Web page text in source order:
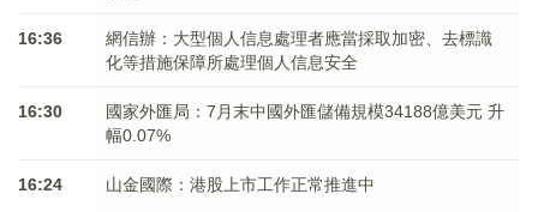
16:36
網信辦：大型個人信息處理者應當採取加密、去標識
化等措施保障所處理個人信息安全
16:30
國家外匯局：7月末中國外匯儲備規模34188億美元 升
幅0.07%
16:24 山金國際：港股上市工作正常推進中